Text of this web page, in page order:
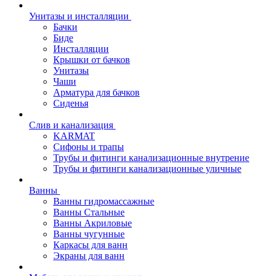
Унитазы и инсталляции
Бачки
Биде
Инсталляции
Крышки от бачков
Унитазы
Чаши
Арматура для бачков
Сиденья
Слив и канализация
KARMAT
Сифоны и трапы
Трубы и фитинги канализационные внутрение
Трубы и фитинги канализационные уличные
Ванны
Ванны гидромассажные
Ванны Стальные
Ванны Акриловые
Ванны чугунные
Каркасы для ванн
Экраны для ванн